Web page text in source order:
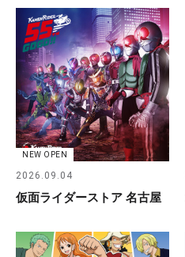
NEW OPEN
2026.09.04
仮面ライダーストア 名古屋